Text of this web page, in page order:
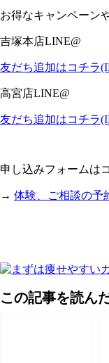
お得なキャンペーン
吉塚本店LINE@
友だち追加はコチラ
高宮店LINE@
友だち追加はコチラ
申し込みフォームは
→ 体験、ご相談の予
この記事を読ん